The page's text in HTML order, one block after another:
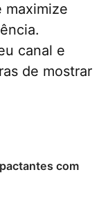
maximize
canal e
de mostrar
com